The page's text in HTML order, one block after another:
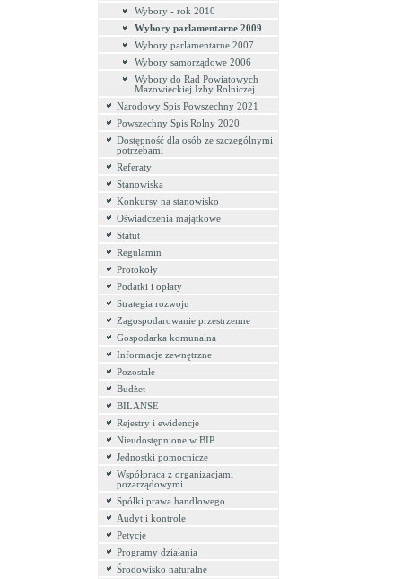
Wybory - rok 2010
Wybory parlamentarne 2009
Wybory parlamentarne 2007
Wybory samorządowe 2006
Wybory do Rad Powiatowych
Mazowieckiej Izby Rolniczej
Narodowy Spis Powszechny 2021
Powszechny Spis Rolny 2020
Dostępność dla osób ze szczególnymi
potrzebami
Referaty
Stanowiska
Konkursy na stanowisko
Oświadczenia majątkowe
Statut
Regulamin
Protokoły
Podatki i opłaty
Strategia rozwoju
Zagospodarowanie przestrzenne
Gospodarka komunalna
Informacje zewnętrzne
Pozostałe
Budżet
BILANSE
Rejestry i ewidencje
Nieudostępnione w BIP
Jednostki pomocnicze
Współpraca z organizacjami
pozarządowymi
Spółki prawa handlowego
Audyt i kontrole
Petycje
Programy działania
Środowisko naturalne